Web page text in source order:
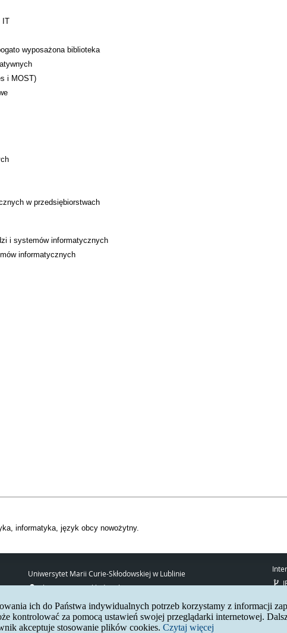
IT
wyposażona biblioteka
i MOST)
w przedsiębiorstwach
i systemów informatycznych
informatycznych
informatyka, język obcy nowożytny.
Uniwersytet Marii Curie-Skłodowskiej w Lublinie
pl. Marii Curie-Skłodowskiej 5
www:http://umcs.pl
ich do Państwa indywidualnych potrzeb korzystamy z informacji
za pomocą ustawień swojej przeglądarki internetowej.
akceptuje stosowanie plików cookies. Czytaj więcej